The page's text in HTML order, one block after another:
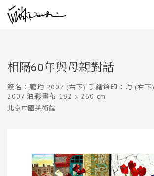
相隔60年與母親對話
簽名：龎均 2007 (右下) 手繪鈐印：均 (右下)
2007 油彩畫布 162 x 260 cm
北京中國美術館